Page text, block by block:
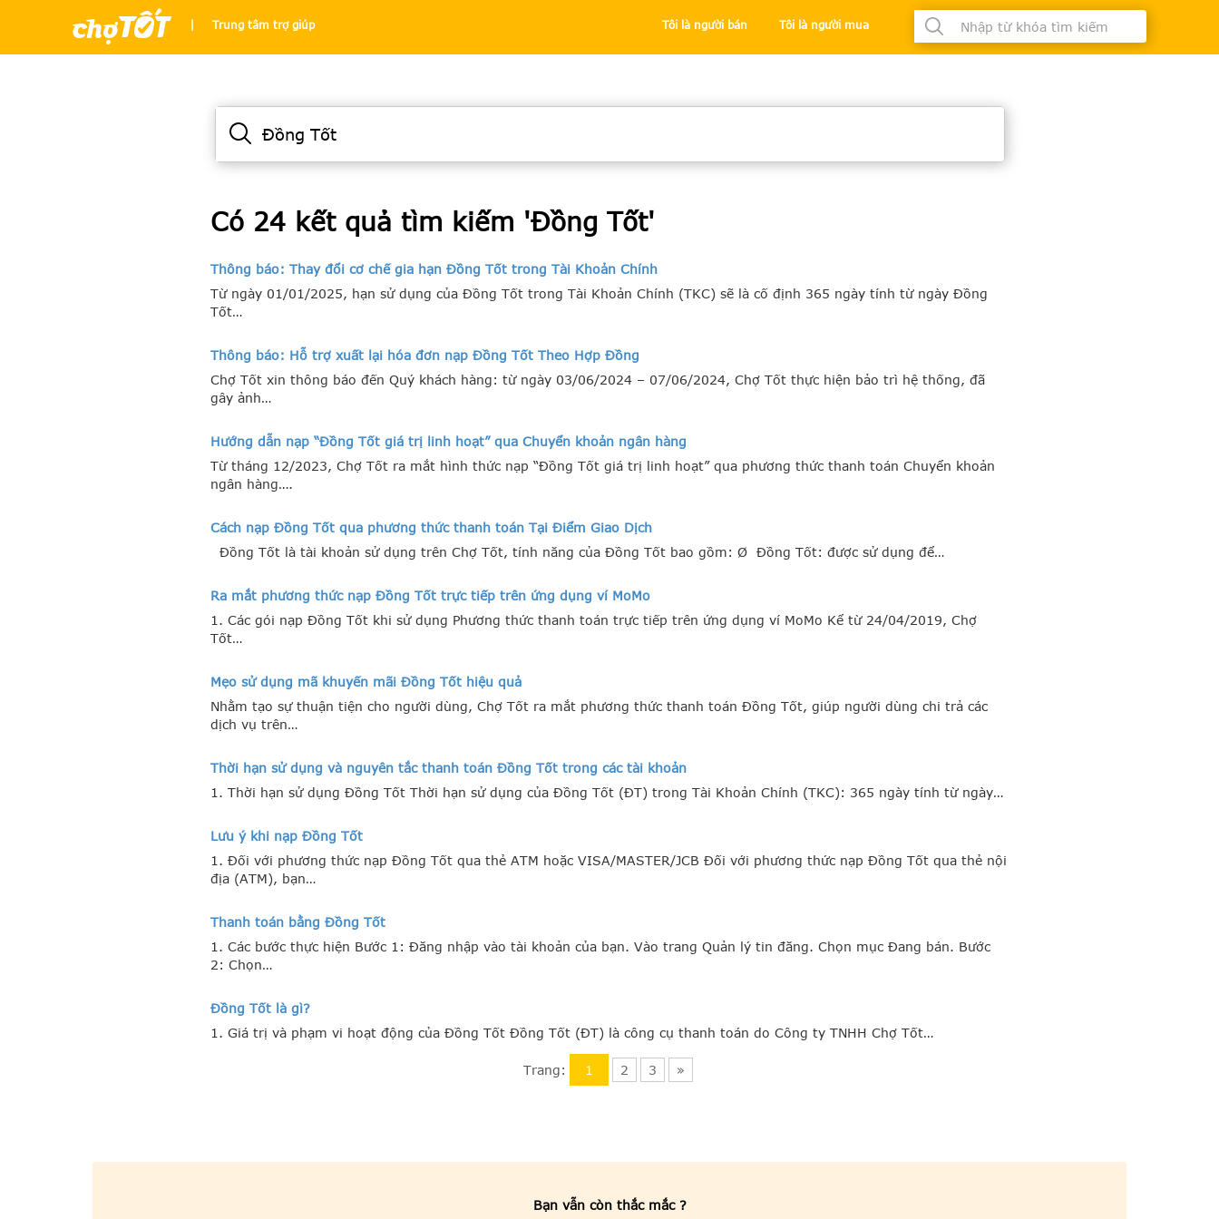
Trung tâm trợ giúp Tôi là người bán Tôi là người mua
Có 24 kết quả tìm kiếm 'Đồng Tốt'
Thông báo: Thay đổi cơ chế gia hạn Đồng Tốt trong Tài Khoản Chính
Từ ngày 01/01/2025, hạn sử dụng của Đồng Tốt trong Tài Khoản Chính (TKC) sẽ là cố định 365 ngày tính từ ngày Đồng
Tốt…
Thông báo: Hỗ trợ xuất lại hóa đơn nạp Đồng Tốt Theo Hợp Đồng
Chợ Tốt xin thông báo đến Quý khách hàng: từ ngày 03/06/2024 – 07/06/2024, Chợ Tốt thực hiện bảo trì hệ thống, đã
gây ảnh…
Hướng dẫn nạp “Đồng Tốt giá trị linh hoạt” qua Chuyển khoản ngân hàng
Từ tháng 12/2023, Chợ Tốt ra mắt hình thức nạp “Đồng Tốt giá trị linh hoạt” qua phương thức thanh toán Chuyển khoản
ngân hàng….
Cách nạp Đồng Tốt qua phương thức thanh toán Tại Điểm Giao Dịch
Đồng Tốt là tài khoản sử dụng trên Chợ Tốt, tính năng của Đồng Tốt bao gồm: Ø Đồng Tốt: được sử dụng để…
Ra mắt phương thức nạp Đồng Tốt trực tiếp trên ứng dụng ví MoMo
1. Các gói nạp Đồng Tốt khi sử dụng Phương thức thanh toán trực tiếp trên ứng dụng ví MoMo Kể từ 24/04/2019, Chợ
Tốt…
Mẹo sử dụng mã khuyến mãi Đồng Tốt hiệu quả
Nhằm tạo sự thuận tiện cho người dùng, Chợ Tốt ra mắt phương thức thanh toán Đồng Tốt, giúp người dùng chi trả các
dịch vụ trên…
Thời hạn sử dụng và nguyên tắc thanh toán Đồng Tốt trong các tài khoản
1. Thời hạn sử dụng Đồng Tốt Thời hạn sử dụng của Đồng Tốt (ĐT) trong Tài Khoản Chính (TKC): 365 ngày tính từ ngày…
Lưu ý khi nạp Đồng Tốt
1. Đối với phương thức nạp Đồng Tốt qua thẻ ATM hoặc VISA/MASTER/JCB Đối với phương thức nạp Đồng Tốt qua thẻ nội
địa (ATM), bạn…
Thanh toán bằng Đồng Tốt
1. Các bước thực hiện Bước 1: Đăng nhập vào tài khoản của bạn. Vào trang Quản lý tin đăng. Chọn mục Đang bán. Bước
2: Chọn…
Đồng Tốt là gì?
1. Giá trị và phạm vi hoạt động của Đồng Tốt Đồng Tốt (ĐT) là công cụ thanh toán do Công ty TNHH Chợ Tốt…
Trang: 1 2 3 »
Bạn vẫn còn thắc mắc ?